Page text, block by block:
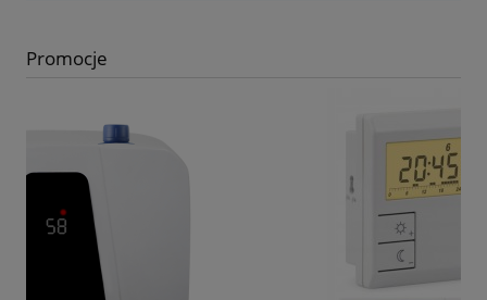
Promocje